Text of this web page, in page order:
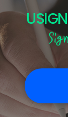
USIGN